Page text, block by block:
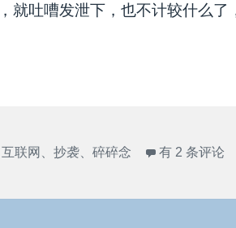
就吐嘈发泄下，也不计较什么了
互联网 抄袭、 碎碎念 巨不爽
有 2 条评论